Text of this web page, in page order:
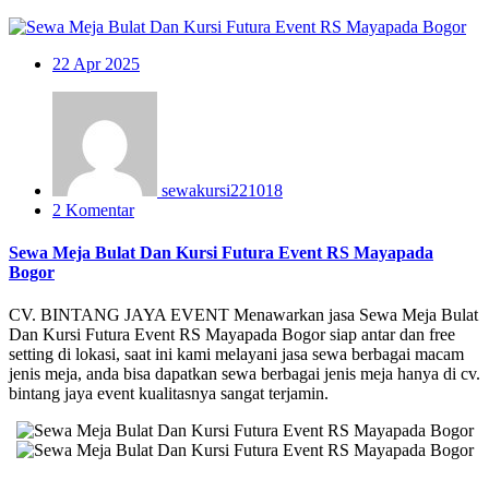
22 Apr 2025
sewakursi221018
2 Komentar
Sewa Meja Bulat Dan Kursi Futura Event RS Mayapada
Bogor
CV. BINTANG JAYA EVENT Menawarkan jasa Sewa Meja Bulat
Dan Kursi Futura Event RS Mayapada Bogor siap antar dan free
setting di lokasi, saat ini kami melayani jasa sewa berbagai macam
jenis meja, anda bisa dapatkan sewa berbagai jenis meja hanya di cv.
bintang jaya event kualitasnya sangat terjamin.